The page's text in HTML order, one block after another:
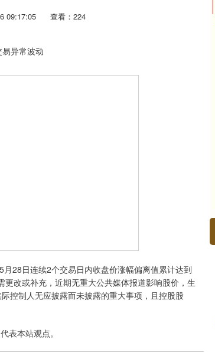
09:17:05 查看：224
28日连续2个交易日内收盘价涨幅偏离值累计达到
改或补充，近期无重大公共媒体报道影响股价，生
控制人无应披露而未披露的重大事项，且控股股
表本站观点。
沪深300 4694.44 43.13 0.93%